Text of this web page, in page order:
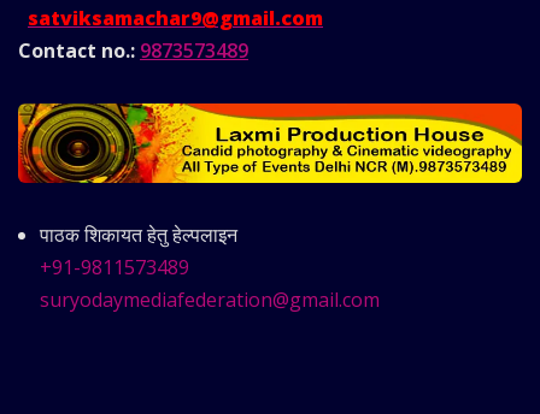
satviksamachar9@gmail.com
Contact no.: 9873573489
पाठक शिकायत हेतु हेल्पलाइन
+91-9811573489
suryodaymediafederation@gmail.com